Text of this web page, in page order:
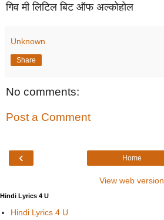
गिव मी लिटिल बिट ऑफ अल्कोहोल
Unknown
Share
No comments:
Post a Comment
‹ Home
View web version
Hindi Lyrics 4 U
Hindi Lyrics 4 U